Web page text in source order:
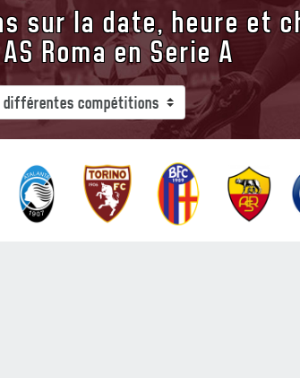
sur la date, heure et
Roma en Serie A